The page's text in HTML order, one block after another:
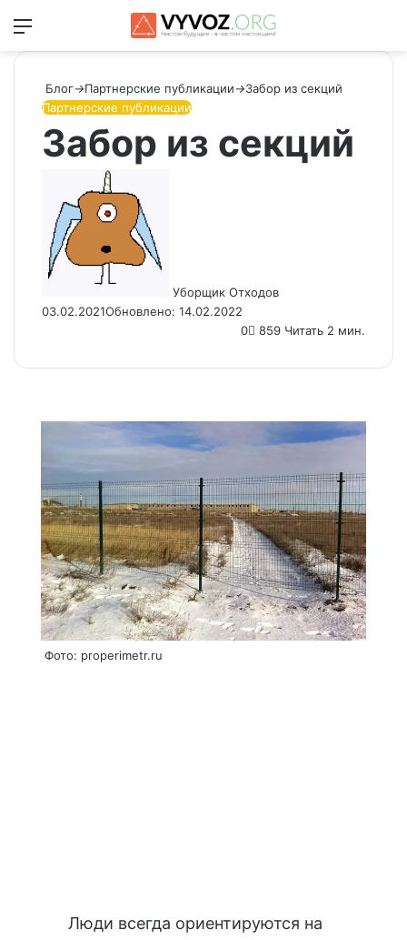
Меню
Блог→Партнерские публикации→Забор из секций
Партнерские публикации
Забор из секций
Уборщик Отходов
03.02.2021Обновлено: 14.02.2022
0
859 Читать 2 мин.
Фото: properimetr.ru
Люди всегда ориентируются на